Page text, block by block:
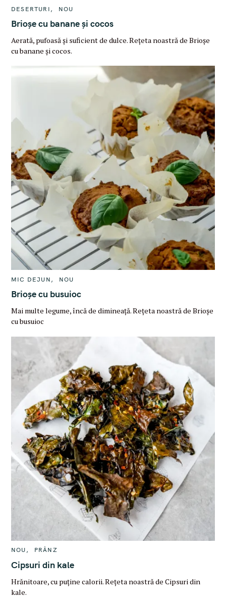
C
T
E
O
I
DESERTURI NOU
Brioșe cu banane și cocos
Aerată, pufoasă și suficient de dulce. Rețeta noastră de Brioșe
cu banane și cocos.
C
T
E
O
I
S
MIC DEJUN NOU
Brioșe cu busuioc
Mai multe legume, încă de dimineață. Rețeta noastră de Brioșe
cu busuioc
C
T
E
O
R
I
NOU PRÂNZ
Cipsuri din kale
Hrănitoare, cu puține calorii. Rețeta noastră de Cipsuri din
kale.